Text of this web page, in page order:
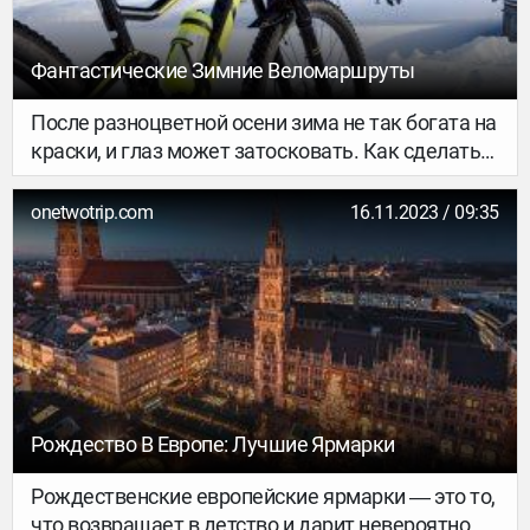
Фантастические Зимние Веломаршруты
После разноцветной осени зима не так богата на
краски, и глаз может затосковать. Как сделать
зиму ярче? Путешествиями и впечатлениями! Не
спешите убирать велосипеды, давайте
отправимся в самое настоящее зимнее
велоприключение — мы подготовили несколько
идей.
onetwotrip.com 16.11.2023 / 09:35
Рождество В Европе: Лучшие Ярмарки
Рождественские европейские ярмарки ― это то,
что возвращает в детство и дарит невероятно